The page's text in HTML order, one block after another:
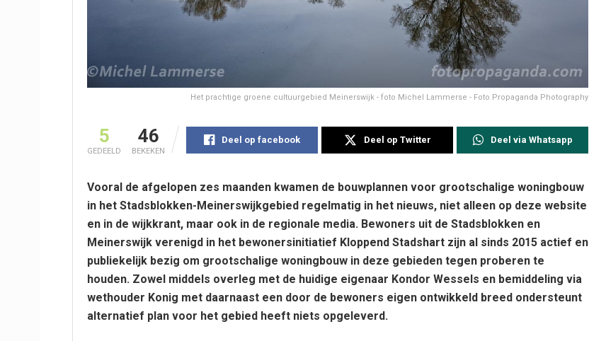
Het prachtige groene cultuurgebied Meinerswijk - foto Michel Lammerse - Foto Propaganda Photography
5
GEDEELD
46
BEKEKEN
Deel op facebook Deel op Twitter Deel via Whatsapp
Vooral de afgelopen zes maanden kwamen de bouwplannen voor grootschalige woningbouw
in het Stadsblokken-Meinerswijkgebied regelmatig in het nieuws, niet alleen op deze website
en in de wijkkrant, maar ook in de regionale media. Bewoners uit de Stadsblokken en
Meinerswijk verenigd in het bewonersinitiatief Kloppend Stadshart zijn al sinds 2015 actief en
publiekelijk bezig om grootschalige woningbouw in deze gebieden tegen proberen te
houden. Zowel middels overleg met de huidige eigenaar Kondor Wessels en bemiddeling via
wethouder Konig met daarnaast een door de bewoners eigen ontwikkeld breed ondersteunt
alternatief plan voor het gebied heeft niets opgeleverd.